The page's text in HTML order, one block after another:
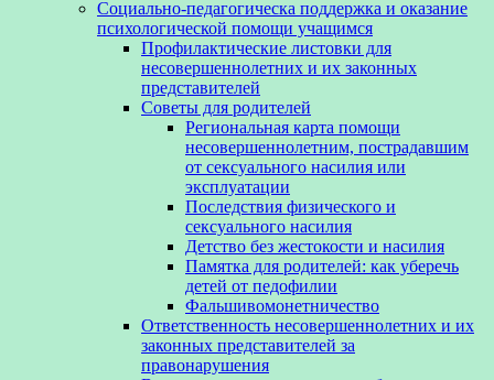
Социально-педагогическа поддержка и оказание
психологической помощи учащимся
Профилактические листовки для
несовершеннолетних и их законных
представителей
Советы для родителей
Региональная карта помощи
несовершеннолетним, пострадавшим
от сексуального насилия или
эксплуатации
Последствия физического и
сексуального насилия
Детство без жестокости и насилия
Памятка для родителей: как уберечь
детей от педофилии
Фальшивомонетничество
Ответственность несовершеннолетних и их
законных представителей за
правонарушения